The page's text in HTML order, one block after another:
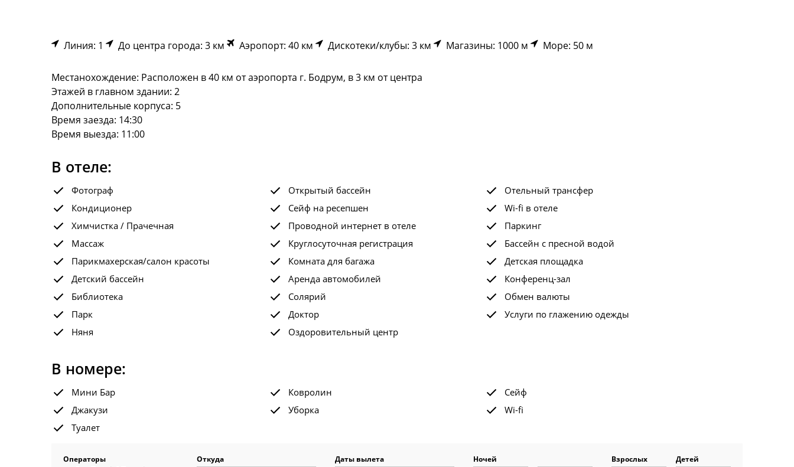
Линия: 1 До центра города: 3 км Аэропорт: 40 км Дискотеки/клубы: 3 км Магазины: 1000 м Море: 50 м
Местанохождение: Расположен в 40 км от аэропорта г. Бодрум, в 3 км от центра
Этажей в главном здании: 2
Дополнительные корпуса: 5
Время заезда: 14:30
Время выезда: 11:00
В отеле:
Фотограф Открытый бассейн
Отельный трансфер
Кондиционер
Сейф на ресепшен
Wi-fi в отеле
Химчистка / Прачечная
Проводной интернет в отеле
Паркинг
Массаж
Круглосуточная регистрация
Бассейн с пресной водой
Парикмахерская/салон красоты
Комната для багажа
Детская площадка
Детский бассейн
Аренда автомобилей
Конференц-зал
Библиотека
Солярий
Обмен валюты
Парк
Доктор
Услуги по глажению одежды
Няня
Оздоровительный центр
В номере:
Мини Бар Ковролин
Сейф
Джакузи
Уборка
Wi-fi
Туалет
Операторы Откуда Даты вылета Ночей Взрослых Детей